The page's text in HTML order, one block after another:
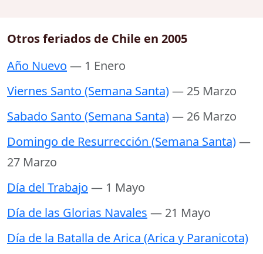
Otros feriados de Chile en 2005
Año Nuevo — 1 Enero
Viernes Santo (Semana Santa)— 25 Marzo
Sabado Santo (Semana Santa)— 26 Marzo
Domingo de Resurrección (Semana Santa)—
27 Marzo
Día del Trabajo — 1 Mayo
Día de las Glorias Navales — 21 Mayo
Día de la Batalla de Arica (Arica y Paranicota)